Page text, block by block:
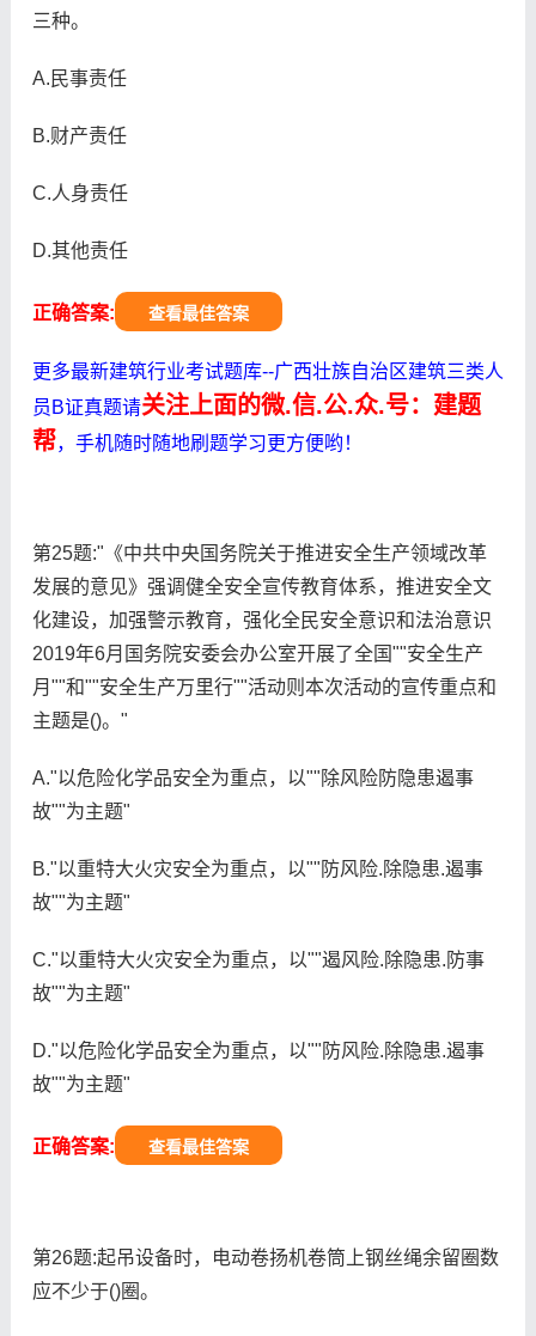
三种。
A.民事责任
B.财产责任
C.人身责任
D.其他责任
正确答案: 查看最佳答案
更多最新建筑行业考试题库--广西壮族自治区建筑三类人
员B证真题请关注上面的微.信.公.众.号：建题
帮，手机随时随地刷题学习更方便哟！
第25题:"《中共中央国务院关于推进安全生产领域改革
发展的意见》强调健全安全宣传教育体系，推进安全文
化建设，加强警示教育，强化全民安全意识和法治意识
2019年6月国务院安委会办公室开展了全国""安全生产
月""和""安全生产万里行""活动则本次活动的宣传重点和
主题是()。"
A."以危险化学品安全为重点，以""除风险防隐患遏事
故""为主题"
B."以重特大火灾安全为重点，以""防风险.除隐患.遏事
故""为主题"
C."以重特大火灾安全为重点，以""遏风险.除隐患.防事
故""为主题"
D."以危险化学品安全为重点，以""防风险.除隐患.遏事
故""为主题"
正确答案: 查看最佳答案
第26题:起吊设备时，电动卷扬机卷筒上钢丝绳余留圈数
应不少于()圈。